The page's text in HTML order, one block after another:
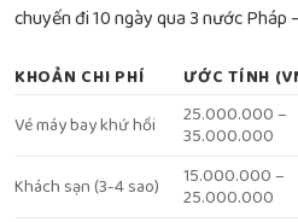
chuyến đi 10 ngày qua 3 nước Pháp
KHOẢN CHI PHÍ ƯỚC TÍNH
Vé máy bay khứ hồi
25.000.000 –
35.000.000
Khách sạn (3-4 sao) 15.000.000 –
25.000.000